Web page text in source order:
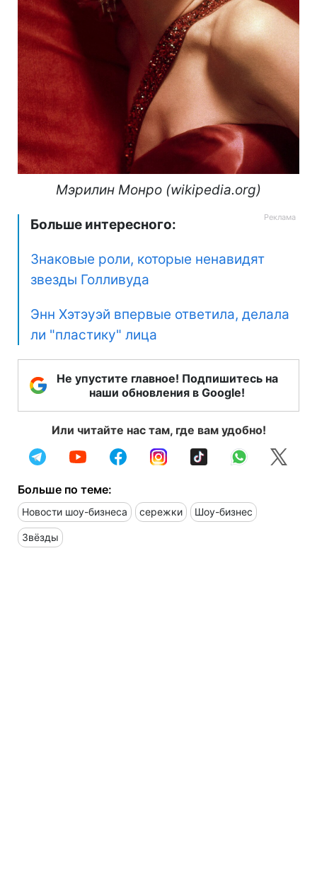
Мэрилин Монро (wikipedia.org)
Больше интересного:
Знаковые роли, которые ненавидят
звезды Голливуда
Энн Хэтэуэй впервые ответила, делала
ли "пластику" лица
Не упустите главное! Подпишитесь на
наши обновления в Google!
Или читайте нас там, где вам удобно!
Больше по теме:
Новости шоу-бизнеса сережки Шоу-бизнес
Звёзды